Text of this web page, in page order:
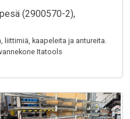
(2900570-2),
liittimiä, kaapeleita ja antureita.
Itatools